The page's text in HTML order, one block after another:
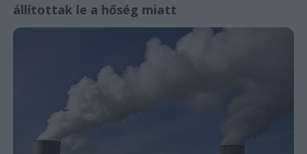
állítottak le a hőség miatt